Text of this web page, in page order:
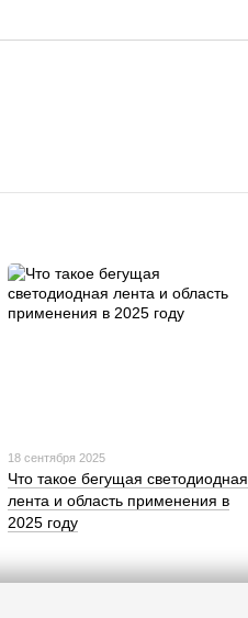
18 сентября 2025
Что такое бегущая светодиодная
лента и область применения в
2025 году